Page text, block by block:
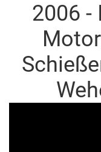
2006 -